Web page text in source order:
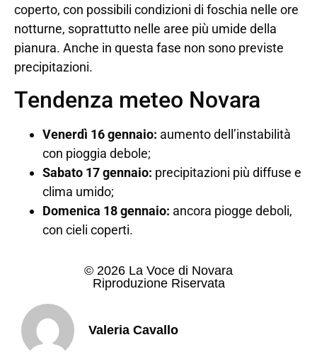
coperto, con possibili condizioni di foschia nelle ore
notturne, soprattutto nelle aree più umide della
pianura. Anche in questa fase non sono previste
precipitazioni.
Tendenza meteo Novara
Venerdì 16 gennaio: aumento dell’instabilità
con pioggia debole;
Sabato 17 gennaio: precipitazioni più diffuse e
clima umido;
Domenica 18 gennaio: ancora piogge deboli,
con cieli coperti.
© 2026 La Voce di Novara
Riproduzione Riservata
Valeria Cavallo